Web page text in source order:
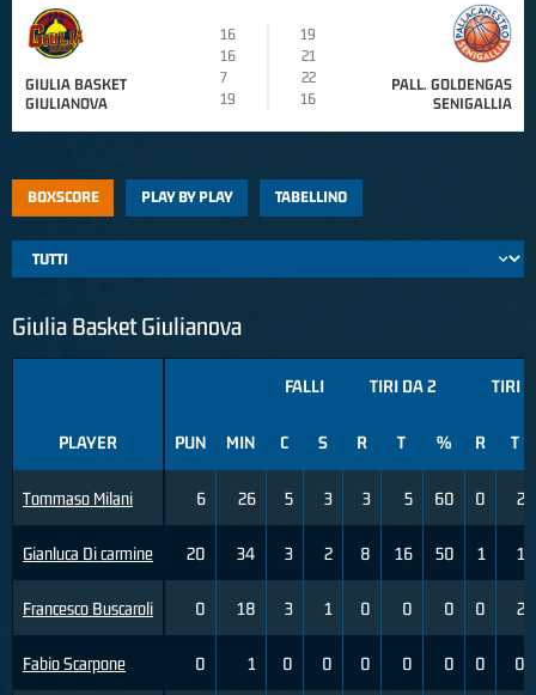
GIULIA BASKET
GIULIANOVA
16
19
16
21
7
22
19
16
PALL. GOLDENGAS
SENIGALLIA
BOXSCORE PLAY BY PLAY TABELLINO
Giulia Basket Giulianova
PLAYER
Tommaso Milani
Gianluca Di carmine
Francesco Buscaroli
Fabio Scarpone
FALLI TIRI DA 2 TIRI
PUN MIN C S R T % R T
6 26 5 3 3 5 60 0 2
20 34 3 2 8 16 50 1 1
0 18 3 1 0 0 0 0 2
0 1 0 0 0 0 0 0 0